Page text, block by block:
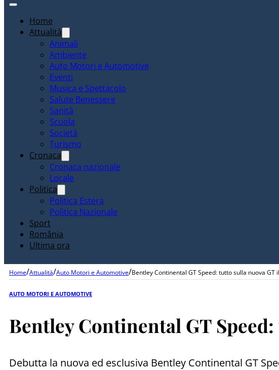
Home
Attualità
Animali
Ambiente
Auto Motori e Automotive
Eventi
Musica e Spettacolo
Salute Benessere
Sanità
Scuola
Società
Turismo
Cronaca
Cronaca nazionale
Locale
Politica
Politica Estera
Politica Nazionale
Sport
România
Ultima ora
Home/Attualità/Auto Motori e Automotive/Bentley Continental GT Speed: tutto sulla nuova GT
AUTO MOTORI E AUTOMOTIVE
Bentley Continental GT
Debutta la nuova ed esclusiva Bentley Continental GT